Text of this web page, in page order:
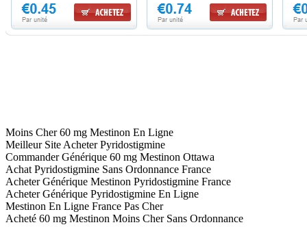
Moins Cher 60 mg Mestinon En Ligne
Meilleur Site Acheter Pyridostigmine
Commander Générique 60 mg Mestinon Ottawa
Achat Pyridostigmine Sans Ordonnance France
Acheter Générique Mestinon Pyridostigmine France
Acheter Générique Pyridostigmine En Ligne
Mestinon En Ligne France Pas Cher
Acheté 60 mg Mestinon Moins Cher Sans Ordonnance